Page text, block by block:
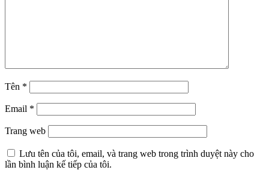
Tên *
Email *
Trang web
Lưu tên của tôi, email, và trang web trong trình duyệt này cho
lần bình luận kế tiếp của tôi.